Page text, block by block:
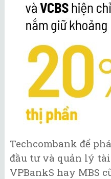
Techcombank để
đầu tư và quản lý
VPBankS hay MBS